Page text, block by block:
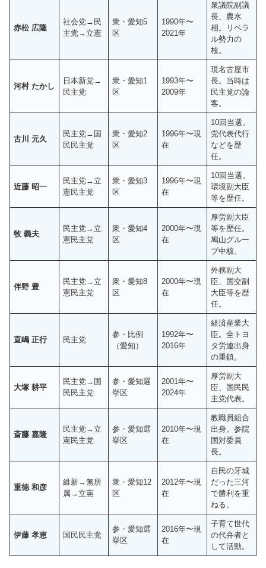
赤松 広隆
社会党→民
主党→立憲
衆・愛知5
区
1990年〜
2021年
衆議院副議
長、農水
相。リベラ
ル勢力の
核。
河村 たかし
日本新党→
民主党
衆・愛知1
区
1993年〜
2009年
現名古屋市
長。当時は
民主党の論
客。
古川 元久
民主党→国
民民主党
衆・愛知2
区
1996年〜現
在
10回当選。
党代表代行
などを歴
任。
近藤 昭一
民主党→立
憲民主党
衆・愛知3
区
1996年〜現
在
10回当選。
環境副大臣
等を歴任。
牧 義夫
民主党→立
憲民主党
衆・愛知4
区
2000年〜現
在
厚労副大臣
等を歴任。
鳩山グルー
プ中核。
伴野 豊
民主党→立
憲民主党
衆・愛知8
区
2000年〜現
在
外務副大
臣、国交副
大臣等を歴
任。
直嶋 正行 民主党
参・比例
（愛知）
1992年〜
2016年
経済産業大
臣。全トヨ
タ労連出身
の重鎮。
大塚 耕平
民主党→国
民民主党
参・愛知選
挙区
2001年〜
2024年
厚労副大
臣、国民民
主党代表。
斎藤 嘉隆
民主党→立
憲民主党
参・愛知選
挙区
2010年〜現
在
教職員組合
出身。参院
国対委員
長。
重徳 和彦
維新→無所
属→立憲
衆・愛知12
区
2012年〜現
在
自民の牙城
だった三河
で勝利を重
ねる。
伊藤 孝恵 国民民主党
参・愛知選
挙区
2016年〜現
在
子育て世代
の代弁者と
して活動。